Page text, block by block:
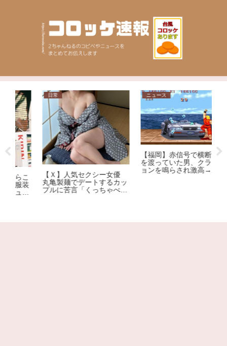
日常
【Ｘ】人気セクシー女優
丸亀製麺でデートするカッ
プルに苦言「くっちゃべる
ための店じゃないんだよ」
ニュース
【福岡】赤信号で横断歩道
を渡っていた男、クラクシ
ョンを鳴らされ激高→乗用
車を殴りへこませたか 自
称アメリカ人の男を現行犯
逮捕